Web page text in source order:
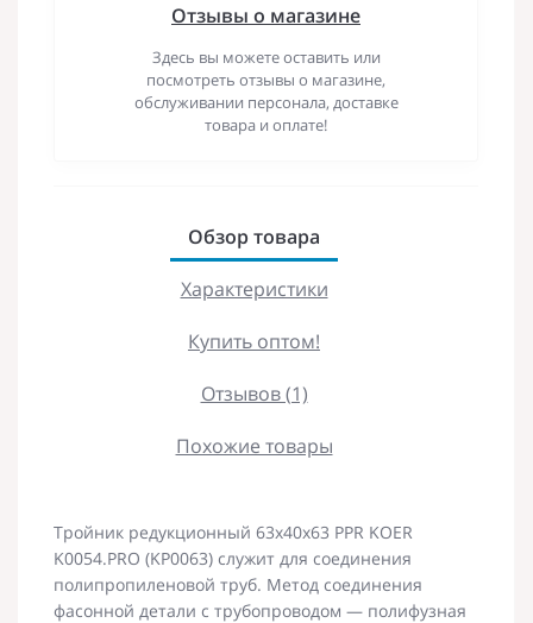
Отзывы о магазине
Здесь вы можете оставить или
посмотреть отзывы о магазине,
обслуживании персонала, доставке
товара и оплате!
Обзор товара
Характеристики
Купить оптом!
Отзывов (1)
Похожие товары
Тройник редукционный 63x40x63 PPR KOER
K0054.PRO (KP0063) служит для соединения
полипропиленовой труб. Метод соединения
фасонной детали с трубопроводом — полифузная